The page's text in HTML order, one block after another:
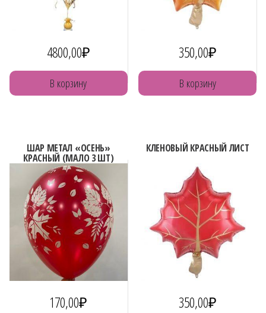
4800,00₽
В корзину
350,00₽
В корзину
ШАР МЕТАЛ «ОСЕНЬ»
КРАСНЫЙ (МАЛО 3 ШТ)
170,00₽
КЛЕНОВЫЙ КРАСНЫЙ ЛИСТ
350,00₽